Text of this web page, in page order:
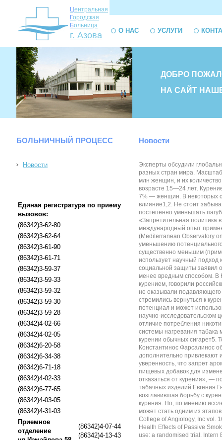
Центральная
Городская
Больница
г. Азова О НАС УСЛУГИ
ДОБРО
НА САЙТ
БОЛЬНИЧНЫЙ ПРОЦЕСС
Новости
Единая регистратура по приему
вызовов:
(86342)3-62-80
(86342)3-62-64
(86342)3-61-90
(86342)3-61-71
(86342)3-59-37
(86342)3-59-33
(86342)3-59-32
(86342)3-59-30
(86342)3-59-28
(86342)4-02-66
(86342)4-02-05
(86342)6-20-58
(86342)6-34-38
(86342)6-71-18
(86342)4-02-33
(86342)6-77-65
(86342)4-03-05
(86342)4-31-03
Приемное
отделение
(86342)4-07-44
(86342)4-13-43
Новости
Эксперты обсудили глобальные решения по снижению вреда от табакокурения На Первом Евразийском Никотиновом Форуме были представлены научные исследования, подтверждающие возможность снизить вред от потребления никотина, а также передовая регуляторная практика разных стран мира. Масштаб проблемы Несмотря на усилия, предпринимаемые медицинским сообществом и органами власти разных стран, курение остается одной из самых серьезных проблем человечества. В мире насчитывается около 1,1 млрд курильщиков: 900 млн мужчин и 200 млн женщин, и их количество почти не снижается. В странах ЕАЭС более 37 млн курящих людей. В нашей стране, по данным Росстата, курит примерно каждый пятый, а это более 32 млн человек. При этом Россия входит в первую десятку с наибольшим количеством курящих людей в возрасте 15—24 лет. Курение вызывает множество заболеваний и наносит огромный ущерб общественному здоровью по всей планете1. Анализ европейских экспертов в области здравоохранения